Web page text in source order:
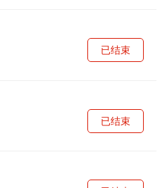
已结束
已结束